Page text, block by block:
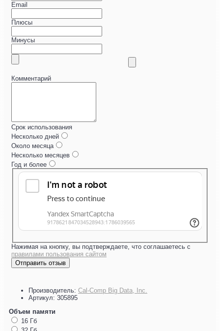
Email
Плюсы
Минусы
Комментарий
Срок использования
Несколько дней
Около месяца
Несколько месяцев
Год и более
Нажимая на кнопку, вы подтверждаете, что соглашаетесь с
правилами пользования сайтом
Отправить отзыв
Производитель: Cal-Comp Big Data, Inc.
Артикул: 305895
Объем памяти
16 Гб